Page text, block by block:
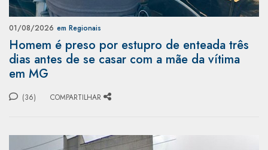
01/08/2026 em Regionais
Homem é preso por estupro de enteada três
dias antes de se casar com a mãe da vítima
em MG
(36) COMPARTILHAR